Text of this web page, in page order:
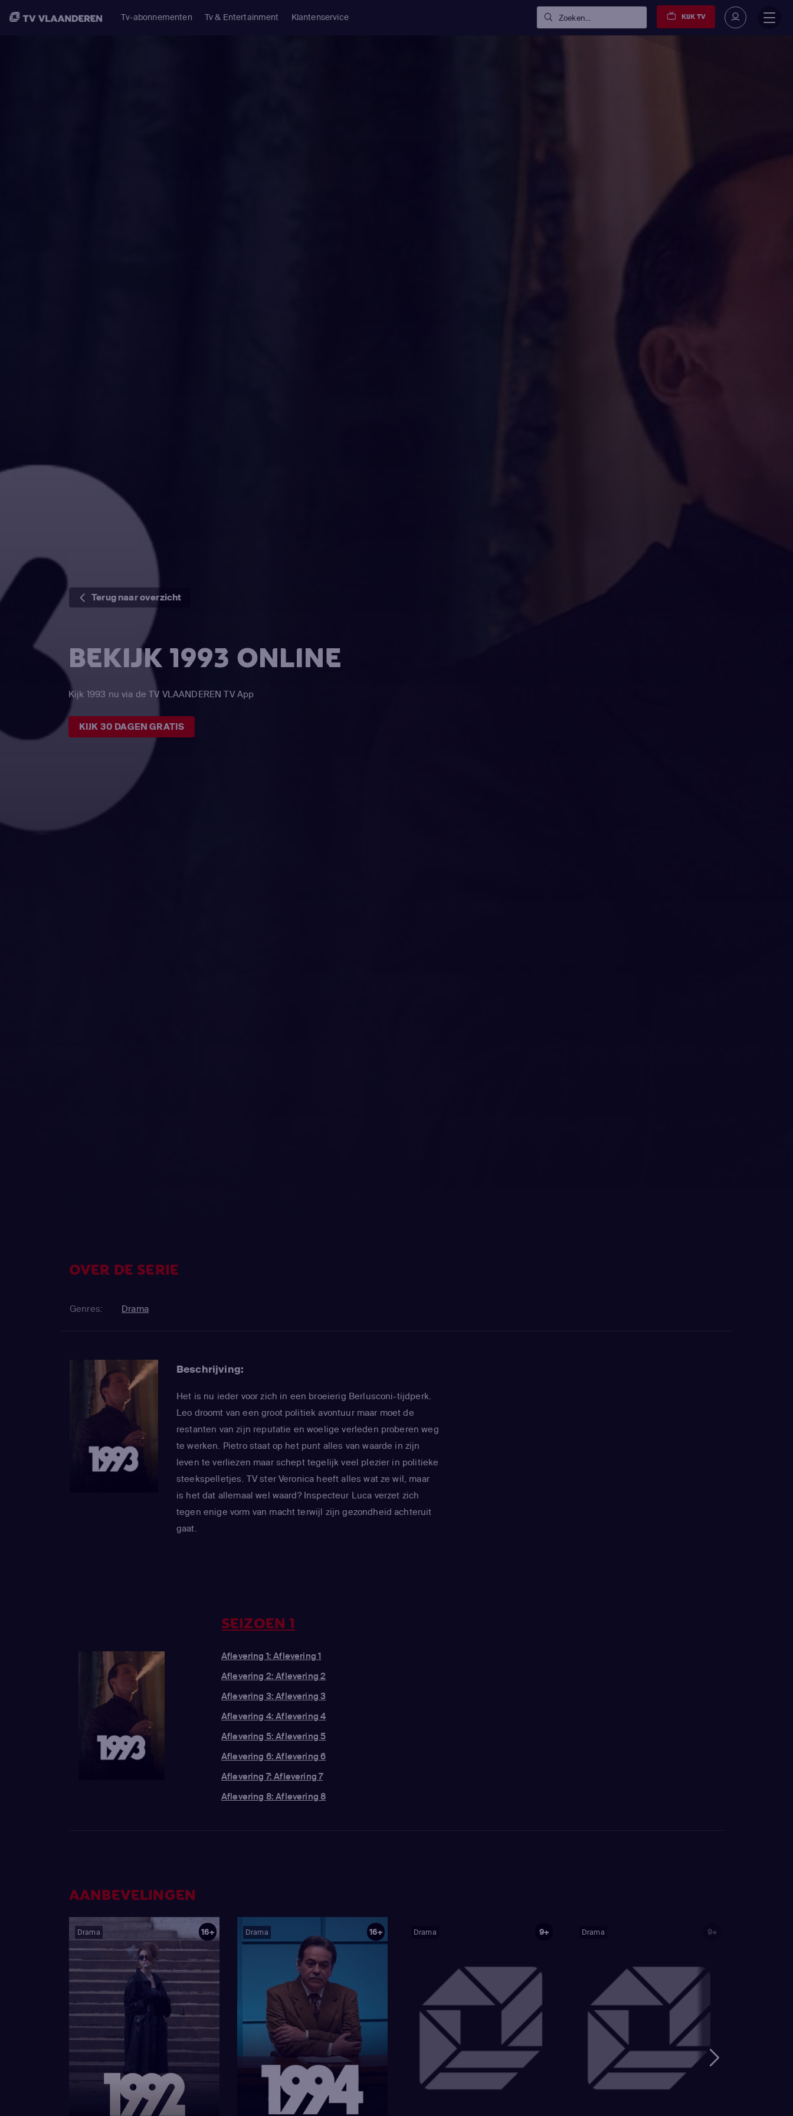
Tv-abonnementen Tv & Entertainment Klantenservice Zoeken... KIJK TV
Terug naar overzicht
BEKIJK 1993 ONLINE
Kijk 1993 nu via de TV VLAANDEREN TV App
KIJK 30 DAGEN GRATIS
OVER DE SERIE
Genres: Drama
Beschrijving:
Het is nu ieder voor zich in een broeierig Berlusconi-tijdperk.
Leo droomt van een groot politiek avontuur maar moet de
restanten van zijn reputatie en woelige verleden proberen weg
te werken. Pietro staat op het punt alles van waarde in zijn
leven te verliezen maar schept tegelijk veel plezier in politieke
steekspelletjes. TV ster Veronica heeft alles wat ze wil, maar
is het dat allemaal wel waard? Inspecteur Luca verzet zich
tegen enige vorm van macht terwijl zijn gezondheid achteruit
gaat.
SEIZOEN 1
Aflevering 1: Aflevering 1
Aflevering 2: Aflevering 2
Aflevering 3: Aflevering 3
Aflevering 4: Aflevering 4
Aflevering 5: Aflevering 5
Aflevering 6: Aflevering 6
Aflevering 7: Aflevering 7
Aflevering 8: Aflevering 8
AANBEVELINGEN
Drama 16+ Drama 16+ Drama 9+ Drama 9+